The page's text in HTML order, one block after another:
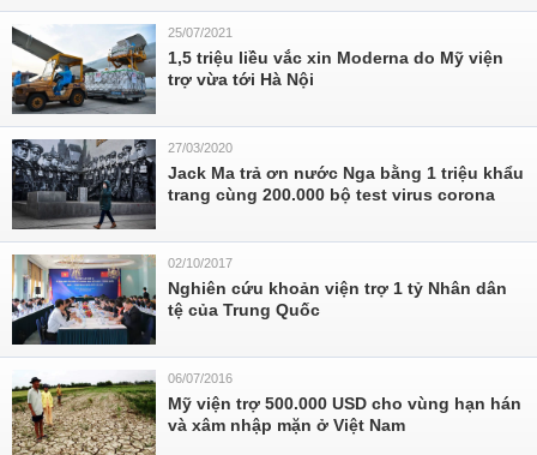
25/07/2021
1,5 triệu liều vắc xin Moderna do Mỹ viện
trợ vừa tới Hà Nội
27/03/2020
Jack Ma trả ơn nước Nga bằng 1 triệu khẩu
trang cùng 200.000 bộ test virus corona
02/10/2017
Nghiên cứu khoản viện trợ 1 tỷ Nhân dân
tệ của Trung Quốc
06/07/2016
Mỹ viện trợ 500.000 USD cho vùng hạn hán
và xâm nhập mặn ở Việt Nam